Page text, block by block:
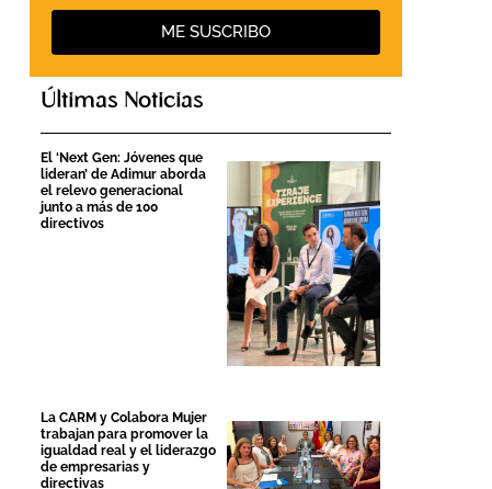
ME SUSCRIBO
Últimas Noticias
El ‘Next Gen: Jóvenes que
lideran’ de Adimur aborda
el relevo generacional
junto a más de 100
directivos
La CARM y Colabora Mujer
trabajan para promover la
igualdad real y el liderazgo
de empresarias y
directivas